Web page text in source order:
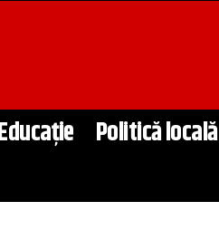
Politică locală